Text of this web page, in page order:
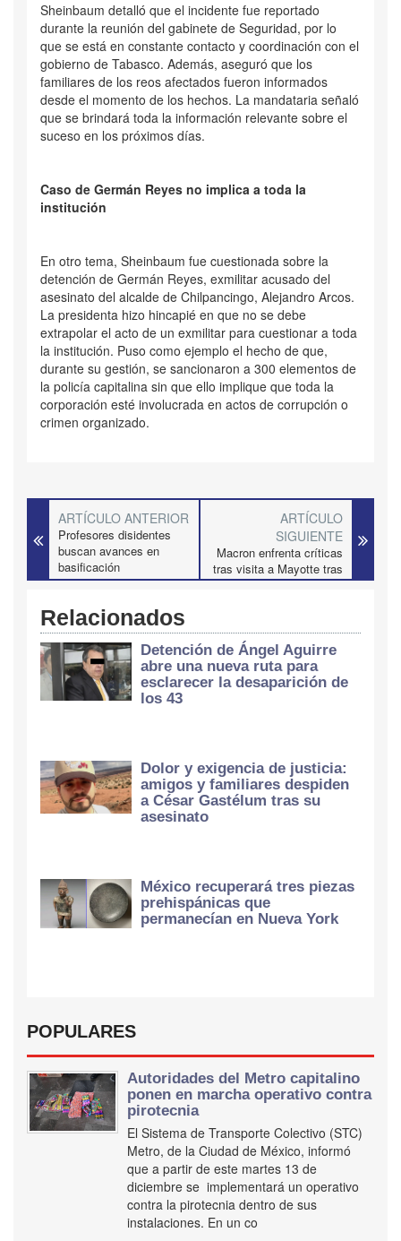
Sheinbaum detalló que el incidente fue reportado
durante la reunión del gabinete de Seguridad, por lo
que se está en constante contacto y coordinación con el
gobierno de Tabasco. Además, aseguró que los
familiares de los reos afectados fueron informados
desde el momento de los hechos. La mandataria señaló
que se brindará toda la información relevante sobre el
suceso en los próximos días.
Caso de Germán Reyes no implica a toda la
institución
En otro tema, Sheinbaum fue cuestionada sobre la
detención de Germán Reyes, exmilitar acusado del
asesinato del alcalde de Chilpancingo, Alejandro Arcos.
La presidenta hizo hincapié en que no se debe
extrapolar el acto de un exmilitar para cuestionar a toda
la institución. Puso como ejemplo el hecho de que,
durante su gestión, se sancionaron a 300 elementos de
la policía capitalina sin que ello implique que toda la
corporación esté involucrada en actos de corrupción o
crimen organizado.
ARTÍCULO ANTERIOR
Profesores disidentes
buscan avances en
basificación
ARTÍCULO
SIGUIENTE
Macron enfrenta críticas
tras visita a Mayotte tras
ciclón
Relacionados
Detención de Ángel Aguirre
abre una nueva ruta para
esclarecer la desaparición de
los 43
Dolor y exigencia de justicia:
amigos y familiares despiden
a César Gastélum tras su
asesinato
México recuperará tres piezas
prehispánicas que
permanecían en Nueva York
POPULARES
Autoridades del Metro capitalino
ponen en marcha operativo contra
pirotecnia
El Sistema de Transporte Colectivo (STC)
Metro, de la Ciudad de México, informó
que a partir de este martes 13 de
diciembre se implementará un operativo
contra la pirotecnia dentro de sus
instalaciones. En un co